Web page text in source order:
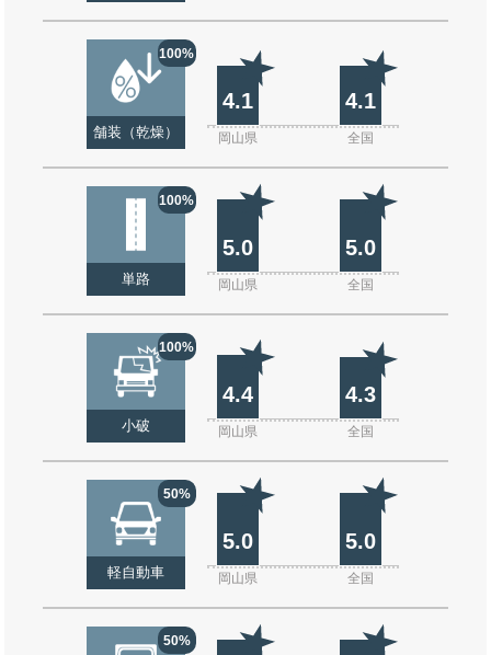
100%
舗装（乾燥）
4.1 4.1
岡山県 全国
100%
単路
5.0 5.0
岡山県 全国
100%
小破
4.4 4.3
岡山県 全国
50%
軽自動車
5.0 5.0
岡山県 全国
50%